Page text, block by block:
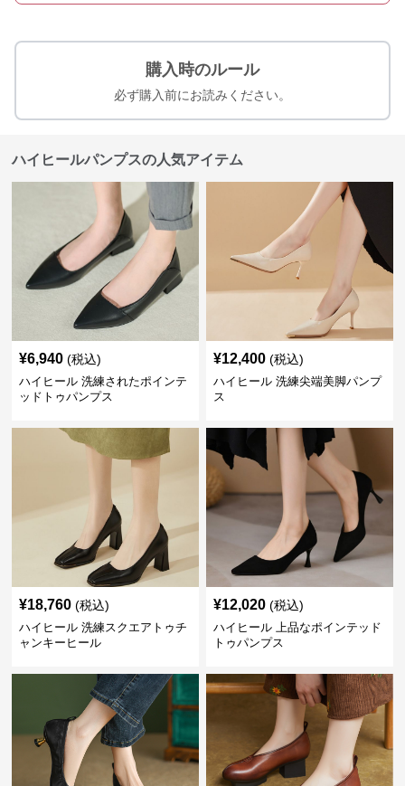
購入時のルール
必ず購入前にお読みください。
ハイヒールパンプスの人気アイテム
¥6,940 (税込)
ハイヒール 洗練されたポインテ
ッドトゥパンプス
¥12,400 (税込)
ハイヒール 洗練尖端美脚パンプ
ス
¥18,760 (税込)
ハイヒール 洗練スクエアトゥチ
ャンキーヒール
¥12,020 (税込)
ハイヒール 上品なポインテッド
トゥパンプス